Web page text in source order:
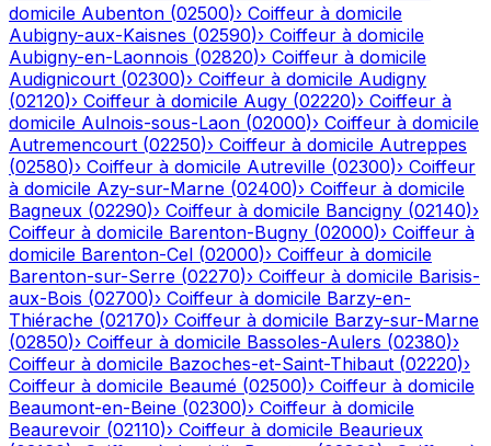
domicile Aubenton (02500)› Coiffeur à domicile
Aubigny-aux-Kaisnes (02590)› Coiffeur à domicile
Aubigny-en-Laonnois (02820)› Coiffeur à domicile
Audignicourt (02300)› Coiffeur à domicile Audigny
(02120)› Coiffeur à domicile Augy (02220)› Coiffeur à
domicile Aulnois-sous-Laon (02000)› Coiffeur à domicile
Autremencourt (02250)› Coiffeur à domicile Autreppes
(02580)› Coiffeur à domicile Autreville (02300)› Coiffeur
à domicile Azy-sur-Marne (02400)› Coiffeur à domicile
Bagneux (02290)› Coiffeur à domicile Bancigny (02140)›
Coiffeur à domicile Barenton-Bugny (02000)› Coiffeur à
domicile Barenton-Cel (02000)› Coiffeur à domicile
Barenton-sur-Serre (02270)› Coiffeur à domicile Barisis-
aux-Bois (02700)› Coiffeur à domicile Barzy-en-
Thiérache (02170)› Coiffeur à domicile Barzy-sur-Marne
(02850)› Coiffeur à domicile Bassoles-Aulers (02380)›
Coiffeur à domicile Bazoches-et-Saint-Thibaut (02220)›
Coiffeur à domicile Beaumé (02500)› Coiffeur à domicile
Beaumont-en-Beine (02300)› Coiffeur à domicile
Beaurevoir (02110)› Coiffeur à domicile Beaurieux